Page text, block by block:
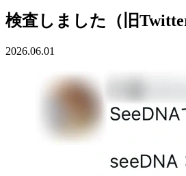
検査しました（旧
2026.06.01